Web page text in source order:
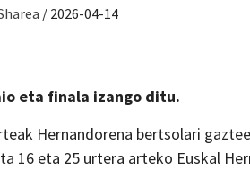
/ 2026-04-14
eta finala izango ditu.
Hernandorena bertsolari
16 eta 25 urtera arteko Euskal